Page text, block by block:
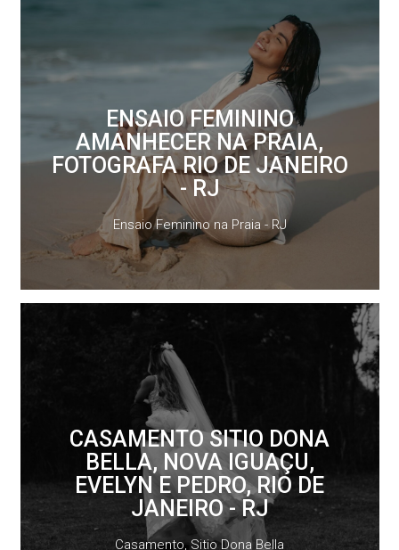
ENSAIO FEMININO
AMANHECER NA PRAIA,
FOTOGRAFA RIO DE JANEIRO
- RJ
Ensaio Feminino na Praia - RJ
CASAMENTO SITIO DONA
BELLA, NOVA IGUAÇU,
EVELYN E PEDRO, RIO DE
JANEIRO - RJ
Casamento, Sitio Dona Bella